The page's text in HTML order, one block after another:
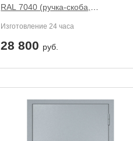
RAL 7040 (ручка-скоба,
Изготовление 24 часа
28 800 руб.